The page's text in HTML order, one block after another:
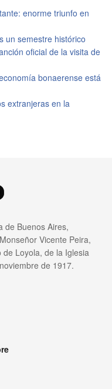
enorme triunfo en
un semestre histórico
oficial de la visita de
bonaerense está
extranjeras en la
de Buenos Aires,
Vicente Peira,
Loyola, de la Iglesia
de 1917.